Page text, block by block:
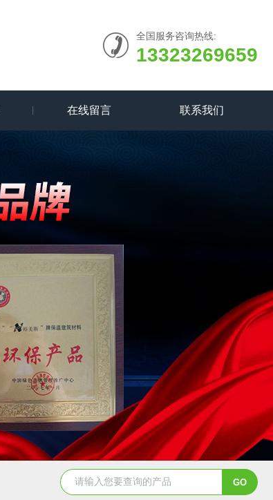
全国服务咨询热线:
13323269659
在线留言 联系我们